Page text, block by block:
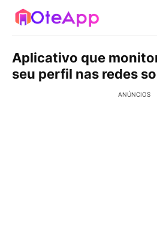
Aplicativo que
seu perfil nas redes
ANÚNCIOS